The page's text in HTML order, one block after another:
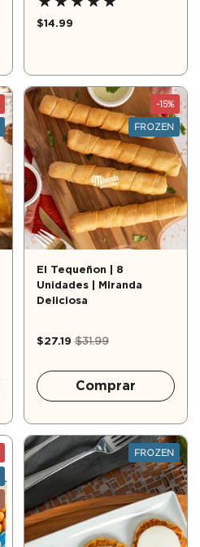
$14.99
El Tequeñon | 8
Unidades | Miranda
Deliciosa
$27.19 $31.99
Comprar
-15%
FROZEN
FROZEN